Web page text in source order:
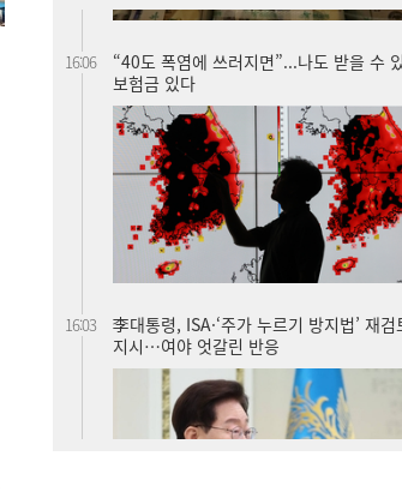
“40도 폭염에 쓰러지면”...나도 받을 수
李대통령, ISA·‘주가 누르기 방지법’ 재검